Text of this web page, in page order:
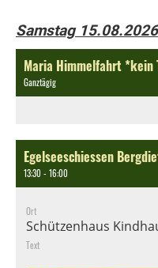
Samstag 15.08.2026
Maria Himmelfahrt *kein
Ganztägig
Egelseeschiessen
13:30 - 16:00
Ort
Schützenhaus
Text